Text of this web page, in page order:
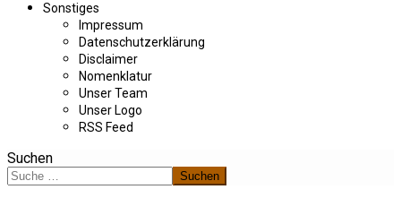
Sonstiges
Impressum
Datenschutzerklärung
Disclaimer
Nomenklatur
Unser Team
Unser Logo
RSS Feed
Suchen
Suchen